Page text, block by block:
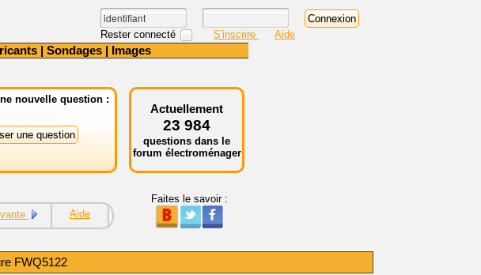
Rester connecté S'inscrire Aide
| Sondages | Images
nouvelle question :
Actuellement
23 984
questions dans le
forum électroménager
Aide
Faites le savoir :
FWQ5122